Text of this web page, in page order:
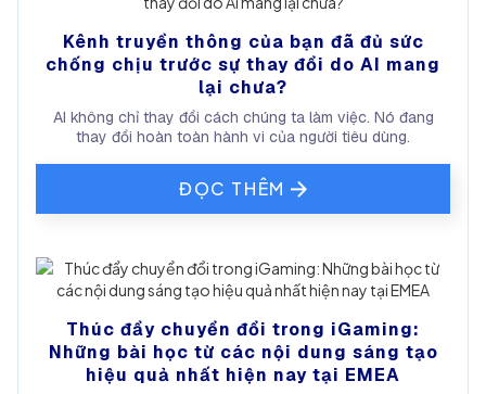
Kênh truyền thông của bạn đã đủ sức
chống chịu trước sự thay đổi do AI mang
lại chưa?
AI không chỉ thay đổi cách chúng ta làm việc. Nó đang
thay đổi hoàn toàn hành vi của người tiêu dùng.
ĐỌC THÊM
Thúc đẩy chuyển đổi trong iGaming:
Những bài học từ các nội dung sáng tạo
hiệu quả nhất hiện nay tại EMEA